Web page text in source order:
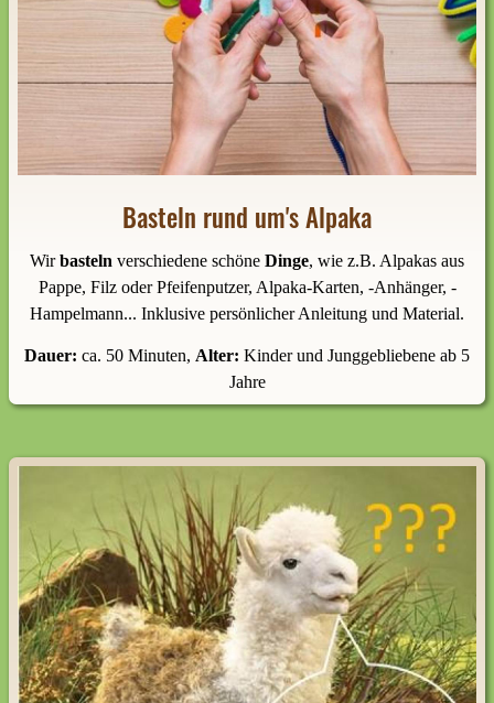
Basteln rund um's Alpaka
Wirbasteln verschiedene schöne Dinge, wie z.B. Alpakas aus
Pappe, Filz oder Pfeifenputzer, Alpaka-Karten, -Anhänger, -
Hampelmann... Inklusive persönlicher Anleitung und Material.
Dauer: ca. 50 Minuten, Alter: Kinder und Junggebliebene ab 5
Jahre